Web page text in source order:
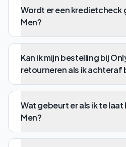
Wordt er een kredietcheck
Men?
Kan ik mijn bestelling bij
retourneren als ik achteraf
Wat gebeurt er als ik te
Men?